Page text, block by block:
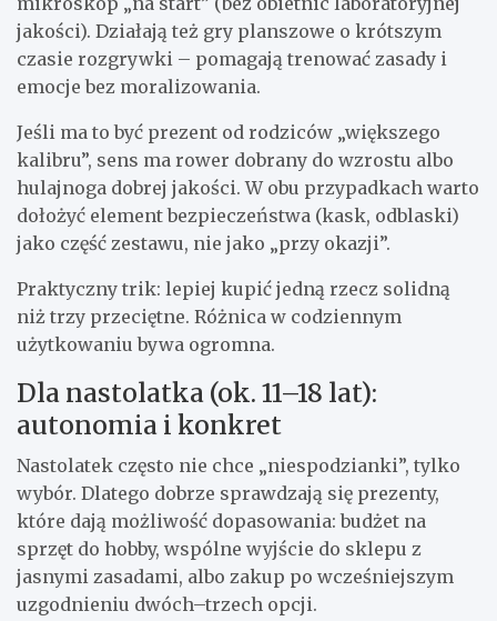
jakości). Działają też gry planszowe o krótszym
czasie rozgrywki – pomagają trenować zasady i
emocje bez moralizowania.
Jeśli ma to być prezent od rodziców „większego
kalibru”, sens ma rower dobrany do wzrostu albo
hulajnoga dobrej jakości. W obu przypadkach warto
dołożyć element bezpieczeństwa (kask, odblaski)
jako część zestawu, nie jako „przy okazji”.
Praktyczny trik: lepiej kupić jedną rzecz solidną
niż trzy przeciętne. Różnica w codziennym
użytkowaniu bywa ogromna.
Dla nastolatka (ok. 11–18 lat):
autonomia i konkret
Nastolatek często nie chce „niespodzianki”, tylko
wybór. Dlatego dobrze sprawdzają się prezenty,
które dają możliwość dopasowania: budżet na
sprzęt do hobby, wspólne wyjście do sklepu z
jasnymi zasadami, albo zakup po wcześniejszym
uzgodnieniu dwóch–trzech opcji.